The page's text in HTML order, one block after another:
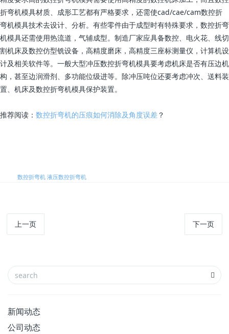
折弯机模具材质、成形工艺都有严格要求，还需使cad/cae/cam数控折
弯机模具技术去设计、分析。有些零件由于成型时有特殊要求，数控折弯
机模具还需使用热流道，气辅成型。制造厂家应具备数控、电火花、线切
割机床及数控仿型铣设备，高精度磨床，高精度三座标测量仪，计算机设
计及相关软件等。一般大型冲压数控折弯机模具要考虑机床是否有压边机
构，甚至边润滑剂、多功能位级进等。除冲压吨位还要考虑冲次、送料装
置、机床及数控折弯机模具保护装置。
推荐阅读： 数控折弯机的压痕如何消除及角度误差 ？
数控折弯机 液压数控折弯机
上一页 下一页
新闻动态
公司动态